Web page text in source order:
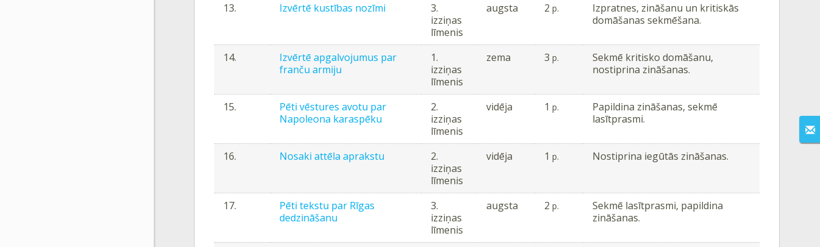
13. Izvērtē kustības nozīmi
3.
izziņas
līmenis
augsta 2 p.
Izpratnes, zināšanu un kritiskās
domāšanas sekmēšana.
14.
Izvērtē apgalvojumus par
franču armiju
1.
izziņas
līmenis
zema 3 p.
Sekmē kritisko domāšanu,
nostiprina zināšanas.
15.
Pēti vēstures avotu par
Napoleona karaspēku
2.
izziņas
līmenis
vidēja 1 p.
Papildina zināšanas, sekmē
lasītprasmi.
16. Nosaki attēla aprakstu
2.
izziņas
līmenis
vidēja 1 p. Nostiprina iegūtās zināšanas.
17.
Pēti tekstu par Rīgas
dedzināšanu
3.
izziņas
līmenis
augsta 2 p.
Sekmē lasītprasmi, papildina
zināšanas.